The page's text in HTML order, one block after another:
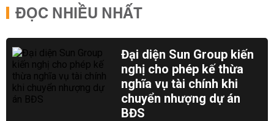
ĐỌC NHIỀU NHẤT
Đại diện Sun Group kiến
nghị cho phép kế thừa
nghĩa vụ tài chính khi
chuyển nhượng dự án
BĐS